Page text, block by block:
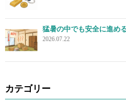
猛暑の中でも安全に進め
2026.07.22
カテゴリー